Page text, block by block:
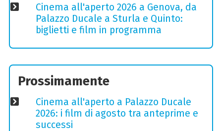
Cinema all'aperto 2026 a Genova, da
Palazzo Ducale a Sturla e Quinto:
biglietti e film in programma
Prossimamente
Cinema all'aperto a Palazzo Ducale
2026: i film di agosto tra anteprime e
successi